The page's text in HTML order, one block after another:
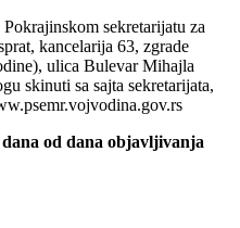
sekretarijatu za
kancelarija 63, zgrade
ulica Bulevar Mihajla
skinuti sa sajta sekretarijata,
od dana objavljivanja